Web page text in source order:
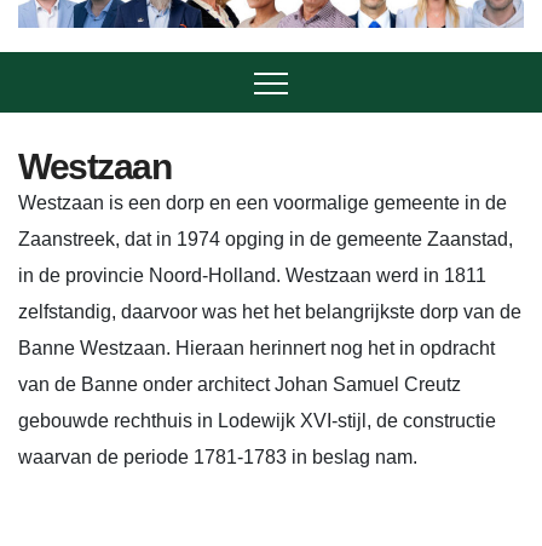
Westzaan
Westzaan is een dorp en een voormalige gemeente in de
Zaanstreek, dat in 1974 opging in de gemeente Zaanstad,
in de provincie Noord-Holland. Westzaan werd in 1811
zelfstandig, daarvoor was het het belangrijkste dorp van de
Banne Westzaan. Hieraan herinnert nog het in opdracht
van de Banne onder architect Johan Samuel Creutz
gebouwde rechthuis in Lodewijk XVI-stijl, de constructie
waarvan de periode 1781-1783 in beslag nam.